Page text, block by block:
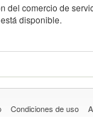
del comercio de
disponible.
Condiciones de uso